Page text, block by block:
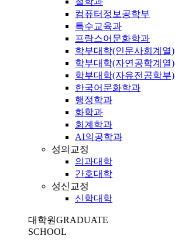
컴퓨터정보공학부
특수교육과
프랑스어문화학과
학부대학(인문사회계열)
학부대학(자연공학계열)
학부대학(자유전공학부)
한국어문화학과
행정학과
화학과
회계학과
AI의공학과
성의교정
의과대학
간호대학
성신교정
신학대학
대학원GRADUATE
SCHOOL